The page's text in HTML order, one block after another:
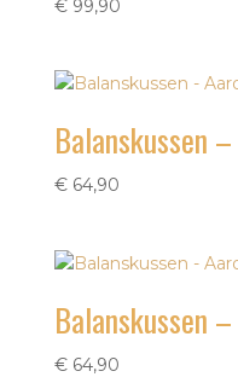
€99,90
Balanskussen
€64,90
Balanskussen
€64,90